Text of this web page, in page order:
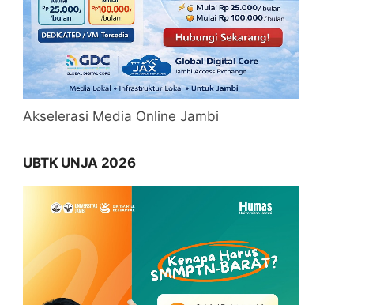
Akselerasi Media Online Jambi
UBTK UNJA 2026